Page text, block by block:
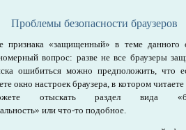
Проблемы безопасности браузеров
признака «защищенный» в теме данного
вопрос: разве не все браузеры
ошибиться можно предположить, что
окно настроек браузера, в котором
отыскать раздел вида
или что-то подобное.